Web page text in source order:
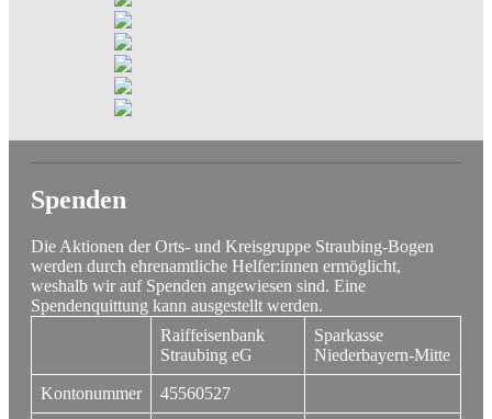
Spenden
Die Aktionen der Orts- und Kreisgruppe Straubing-Bogen
werden durch ehrenamtliche Helfer:innen ermöglicht,
weshalb wir auf Spenden angewiesen sind. Eine
Spendenquittung kann ausgestellt werden.
Raiffeisenbank
Straubing eG
Sparkasse
Niederbayern-Mitte
Kontonummer 45560527